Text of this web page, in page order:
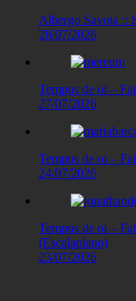
Albergo Savoia ::
28/07/2026
Tempus de oi –
27/07/2026
Tempus de oi –
24/07/2026
Tempus de oi –
(Escalaplano)
23/07/2026